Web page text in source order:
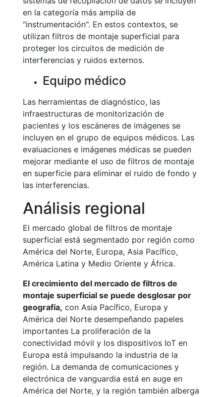
en la categoría más amplia de
"instrumentación". En estos contextos, se
utilizan filtros de montaje superficial para
proteger los circuitos de medición de
interferencias y ruidos externos.
Equipo médico
Las herramientas de diagnóstico, las
infraestructuras de monitorización de
pacientes y los escáneres de imágenes se
incluyen en el grupo de equipos médicos. Las
evaluaciones e imágenes médicas se pueden
mejorar mediante el uso de filtros de montaje
en superficie para eliminar el ruido de fondo y
las interferencias.
Análisis regional
El mercado global de filtros de montaje
superficial está segmentado por región como
América del Norte, Europa, Asia Pacífico,
América Latina y Medio Oriente y África.
El crecimiento del mercado de filtros de
montaje superficial se puede desglosar por
geografía, con Asia Pacífico, Europa y
América del Norte desempeñando papeles
importantes La proliferación de la
conectividad móvil y los dispositivos IoT en
Europa está impulsando la industria de la
región. La demanda de comunicaciones y
electrónica de vanguardia está en auge en
América del Norte, y la región también alberga